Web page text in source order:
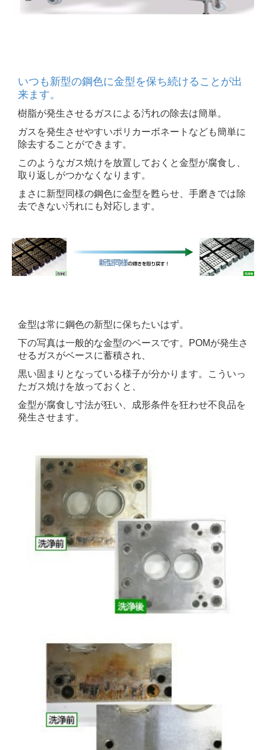
いつも新型の鋼色に金型を保ち続けることが出
来ます。
樹脂が発生させるガスによる汚れの除去は簡単。
ガスを発生させやすいポリカーボネートなども簡単に
除去することができま す。
このようなガス焼けを放置しておくと金型が腐食し、
取り返しがつかなくなります。
まさに新型同様の鋼色に金型を甦らせ、手磨きでは除
去できない汚れにも対応します。
金型は常に鋼色の新型に保ちたいはず。
下の写真は一般的な金型のベースです。POMが発生さ
せるガスがベースに蓄積され、
黒い固まりとなっている様子が分かります。
こういっ
たガス焼けを放っておくと、
金型が腐食し寸法が狂い、成形条件を狂わせ不良品を
発生させます。